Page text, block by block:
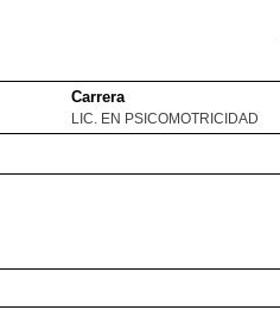
Carrera
LIC. EN PSICOMOTRICIDAD